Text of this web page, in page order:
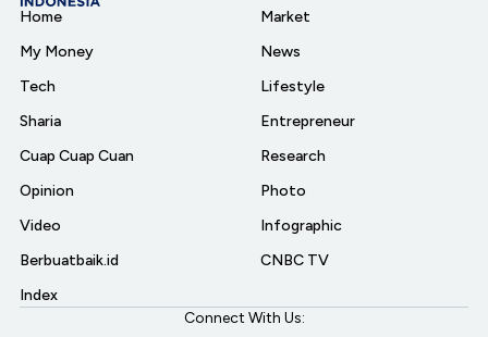
Home
My Money
Tech
Sharia
Cuap Cuap Cuan
Opinion
Video
Berbuatbaik.id
Index
Market
News
Lifestyle
Entrepreneur
Research
Photo
Infographic
CNBC TV
Connect With Us: